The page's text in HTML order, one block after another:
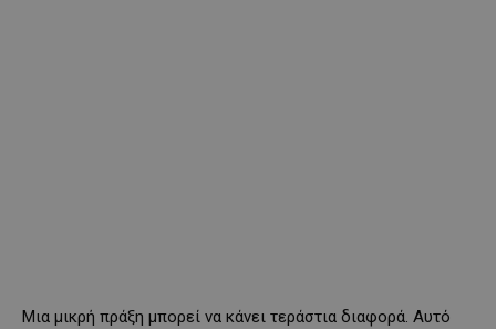
Μια μικρή πράξη μπορεί να κάνει τεράστια διαφορά. Αυτό